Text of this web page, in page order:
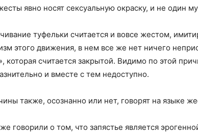
явно носят сексуальную окраску, и не один
туфельки считается и вовсе жестом,
этого движения, в нем все же нет ничего
которая считается закрытой. Видимо по этой
и вместе с тем недоступно.
также, осознанно или нет, говорят на языке
говорили о том, что запястье является